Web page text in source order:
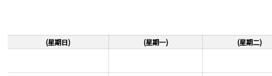
(星期日) (星期一) (星期二)